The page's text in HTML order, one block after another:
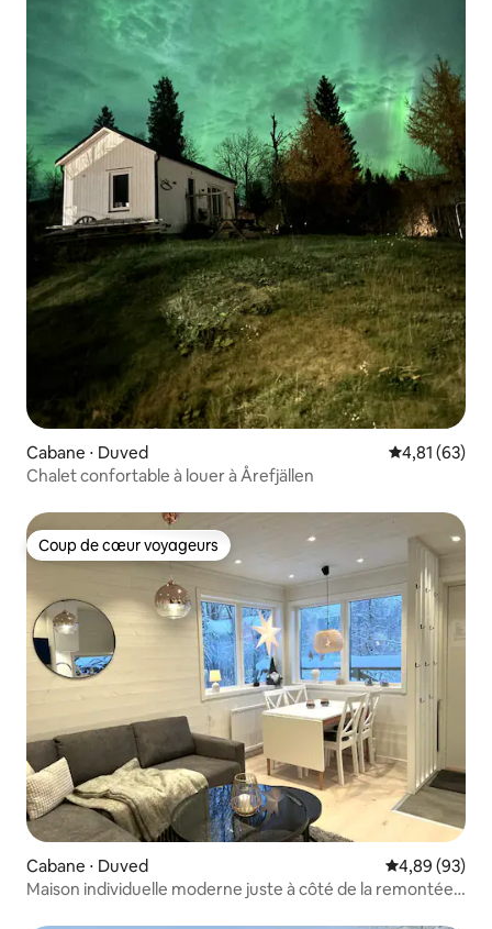
Cabane ⋅ Duved Évaluation
4,81 (63)
Chalet confortable à louer à Årefjällen
Coup de cœur voyageurs
Coup de cœur voyageurs
Cabane ⋅ Duved Évaluation
4,89 (93)
Maison individuelle moderne juste à côté de la remontée